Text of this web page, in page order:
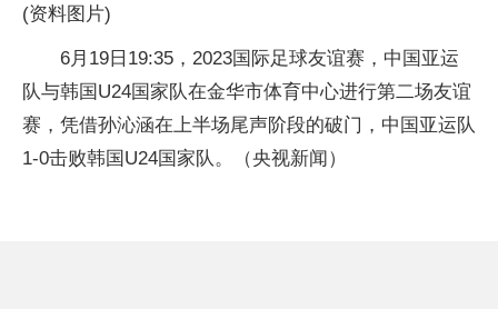
(资料图片)
6月19日19:35，2023国际足球友谊赛，中国亚运
队与韩国U24国家队在金华市体育中心进行第二场友谊
赛，凭借孙沁涵在上半场尾声阶段的破门，中国亚运队
1-0击败韩国U24国家队。（央视新闻）